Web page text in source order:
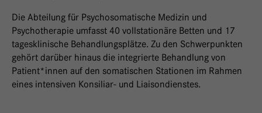
Die Abteilung für Psychosomatische Medizin und
Psychotherapie umfasst 40 vollstationäre Betten und 17
tagesklinische Behandlungsplätze. Zu den Schwerpunkten
gehört darüber hinaus die integrierte Behandlung von
Patient*innen auf den somatischen Stationen im Rahmen
eines intensiven Konsiliar- und Liaisondienstes.